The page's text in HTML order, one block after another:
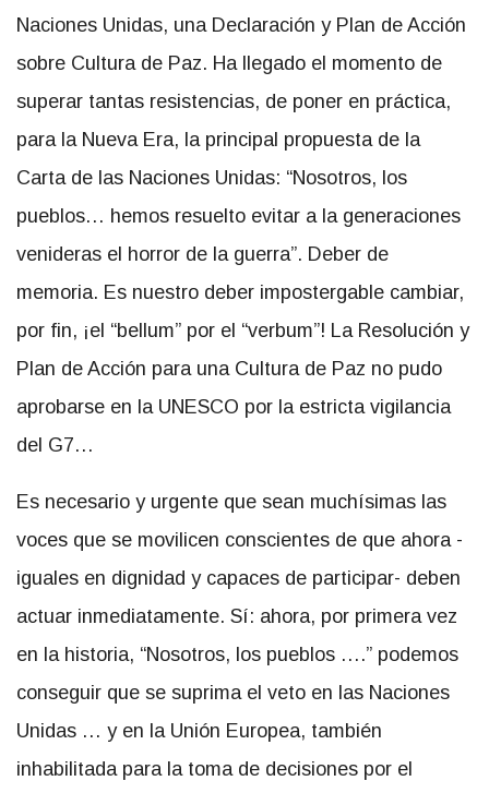
Naciones Unidas, una Declaración y Plan de Acción
sobre Cultura de Paz. Ha llegado el momento de
superar tantas resistencias, de poner en práctica,
para la Nueva Era, la principal propuesta de la
Carta de las Naciones Unidas: “Nosotros, los
pueblos… hemos resuelto evitar a la generaciones
venideras el horror de la guerra”. Deber de
memoria. Es nuestro deber impostergable cambiar,
por fin, ¡el “bellum” por el “verbum”! La Resolución y
Plan de Acción para una Cultura de Paz no pudo
aprobarse en la UNESCO por la estricta vigilancia
del G7…
Es necesario y urgente que sean muchísimas las
voces que se movilicen conscientes de que ahora -
iguales en dignidad y capaces de participar- deben
actuar inmediatamente. Sí: ahora, por primera vez
en la historia, “Nosotros, los pueblos ….” podemos
conseguir que se suprima el veto en las Naciones
Unidas … y en la Unión Europea, también
inhabilitada para la toma de decisiones por el